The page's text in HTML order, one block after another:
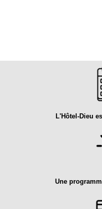
L'Hôtel-Dieu
Une